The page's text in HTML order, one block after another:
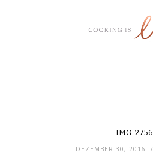
IMG_2756
DEZEMBER 30, 2016